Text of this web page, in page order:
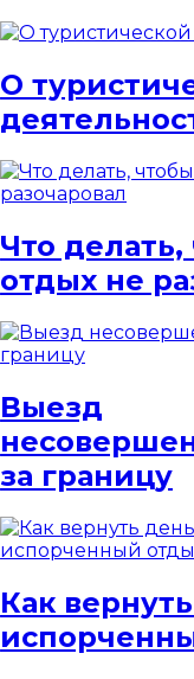
О
Что делать,
отдых не
Выезд
за границу
Как